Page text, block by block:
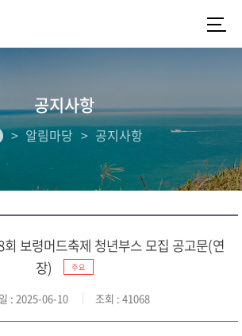
공지사항
알림마당 공지사항
회 보령머드축제 청년부스 모집 공고문(연
장)
주요
: 2025-06-10 조회 : 41068